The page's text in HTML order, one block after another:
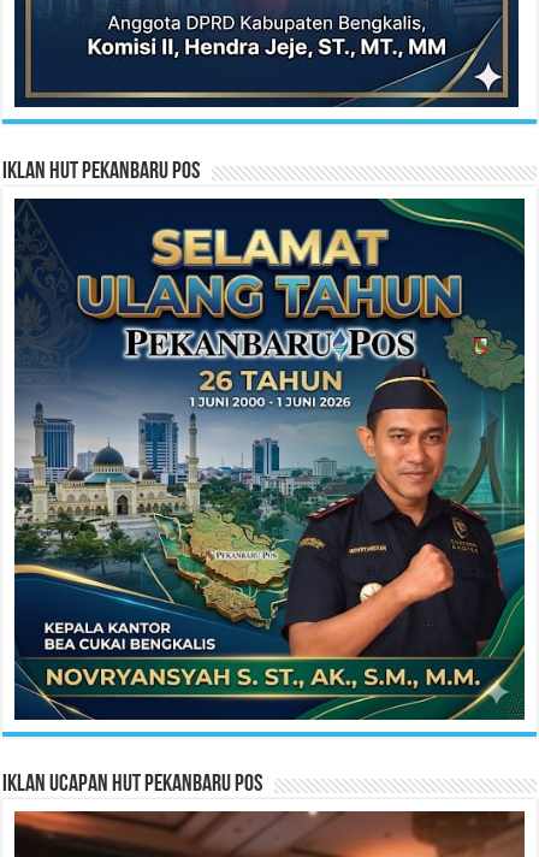
Iklan HUT Pekanbaru Pos
Iklan Ucapan HUT Pekanbaru Pos